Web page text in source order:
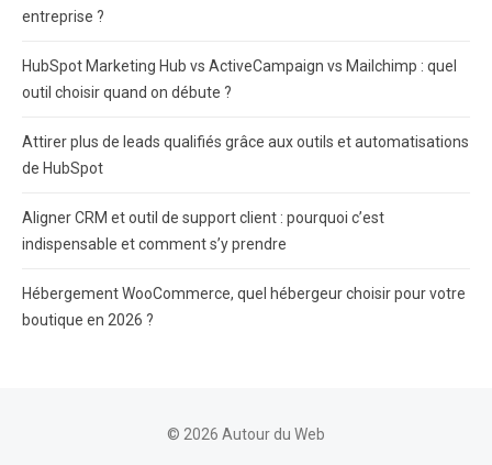
entreprise ?
HubSpot Marketing Hub vs ActiveCampaign vs Mailchimp : quel
outil choisir quand on débute ?
Attirer plus de leads qualifiés grâce aux outils et automatisations
de HubSpot
Aligner CRM et outil de support client : pourquoi c’est
indispensable et comment s’y prendre
Hébergement WooCommerce, quel hébergeur choisir pour votre
boutique en 2026 ?
© 2026 Autour du Web